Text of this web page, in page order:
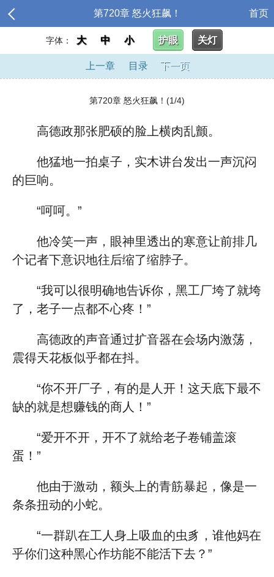
第720章 怒火狂飙！ 首页
字体： 大 中 小 护眼 关灯
上一章 目录 下一页
第720章 怒火狂飙！(1/4)
高德政那张肥硕的脸上横肉乱颤。
他猛地一拍桌子，实木讲台发出一声沉闷
的巨响。
“呵呵。”
他冷笑一声，眼神里透出的寒意让前排几
个记者下意识地往后缩了缩脖子。
“我可以很明确地告诉你，黑工厂垮了就垮
了，老子一点都不心疼！”
高德政的声音通过扩音器在会场内激荡，
震得天花板似乎都在抖。
“你不开厂子，有的是人开！这天底下最不
缺的就是想赚钱的商人！”
“爱开不开，开不了就给老子卷铺盖滚
蛋！”
他由于激动，额头上的青筋暴起，像是一
条条扭动的小蛇。
“一群趴在工人身上吸血的虫豸，谁他妈在
乎你们这种黑心作坊能不能活下去？”